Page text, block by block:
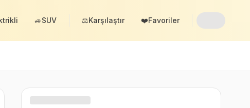
🚙SUV ⚖️Karşılaştır ❤️Favoriler